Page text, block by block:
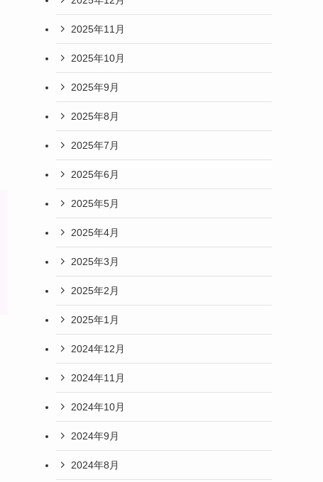
2025年11月
2025年10月
2025年9月
2025年8月
2025年7月
2025年6月
2025年5月
2025年4月
2025年3月
2025年2月
2025年1月
2024年12月
2024年11月
2024年10月
2024年9月
2024年8月